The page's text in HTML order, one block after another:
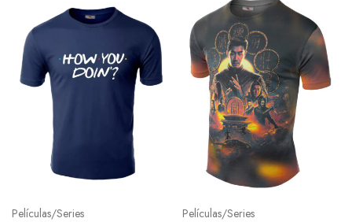
Películas/Series Películas/Series